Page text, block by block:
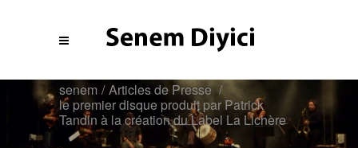
senem / Articles de Presse /
le premier disque produit par Patrick
Tandin à la création du Label La Lichère